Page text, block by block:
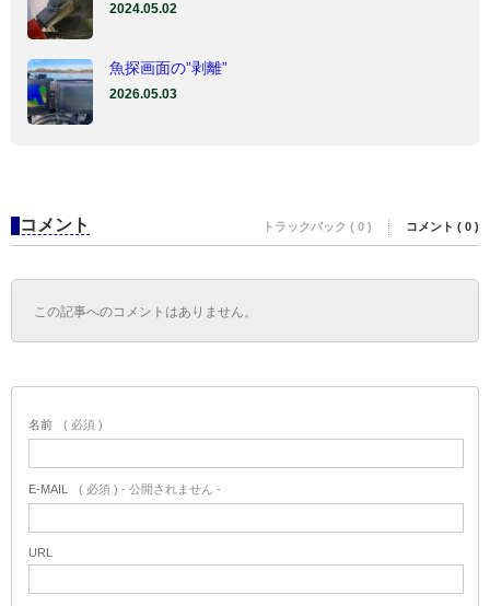
2024.05.02
魚探画面の”剥離”
2026.05.03
コメント トラックバック ( 0 ) コメント ( 0 )
この記事へのコメントはありません。
名前 ( 必須 )
E-MAIL ( 必須 ) - 公開されません -
URL